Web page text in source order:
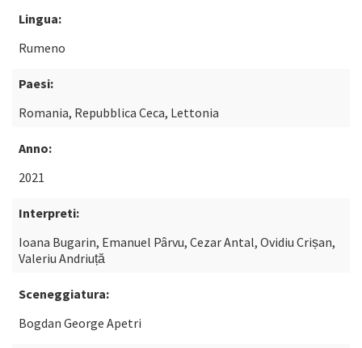
Lingua:
Rumeno
Paesi:
Romania, Repubblica Ceca, Lettonia
Anno:
2021
Interpreti:
Ioana Bugarin, Emanuel Pârvu, Cezar Antal, Ovidiu Crișan,
Valeriu Andriuță
Sceneggiatura:
Bogdan George Apetri